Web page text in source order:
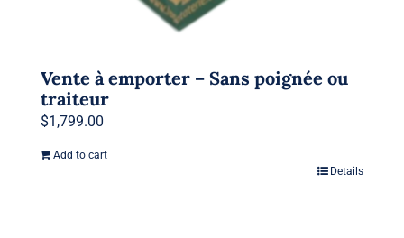
Vente à emporter – Sans poignée ou
traiteur
$1,799.00
Add to cart
Details